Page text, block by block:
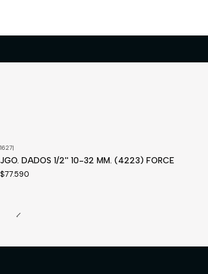
1627|
JGO. DADOS 1/2'' 10-32 MM. (4223) FORCE
$77.590